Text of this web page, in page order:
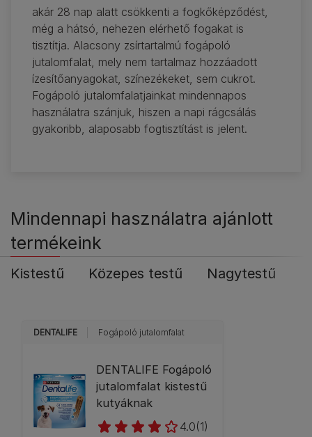
akár 28 nap alatt csökkenti a fogkőképződést,
még a hátsó, nehezen elérhető fogakat is
tisztítja. Alacsony zsírtartalmú fogápoló
jutalomfalat, mely nem tartalmaz hozzáadott
ízesítőanyagokat, színezékeket, sem cukrot.
Fogápoló jutalomfalatjainkat mindennapos
használatra szánjuk, hiszen a napi rágcsálás
gyakoribb, alaposabb fogtisztítást is jelent.
Mindennapi használatra ajánlott
termékeink
Kistestű Közepes testű Nagytestű
DENTALIFE Fogápoló jutalomfalat
DENTALIFE Fogápoló
jutalomfalat kistestű
kutyáknak
4.0(1)